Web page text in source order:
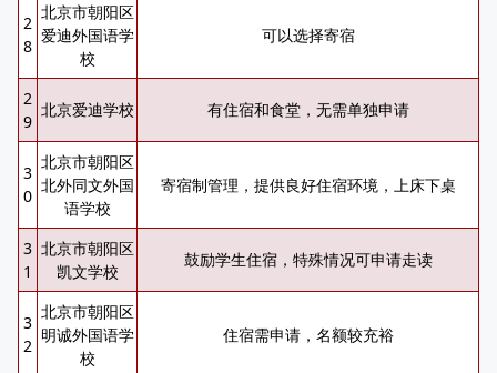
2
8
北京市朝阳区
爱迪外国语学
校
可以选择寄宿
2
9
北京爱迪学校 有住宿和食堂，无需单独申请
3
0
北京市朝阳区
北外同文外国
语学校
寄宿制管理，提供良好住宿环境，上床下桌
3
1
北京市朝阳区
凯文学校
鼓励学生住宿，特殊情况可申请走读
3
2
北京市朝阳区
明诚外国语学
校
住宿需申请，名额较充裕